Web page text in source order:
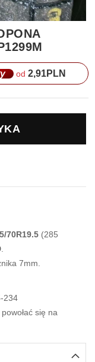
od 2,91PLN
70R19.5 (285
.
7mm.
234
się na